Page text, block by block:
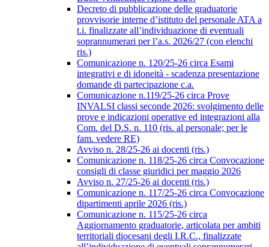
Decreto di pubblicazione delle graduatorie
provvisorie interne d’istituto del personale ATA a
t.i. finalizzate all’individuazione di eventuali
soprannumerari per l’a.s. 2026/27 (con elenchi
ris.)
Comunicazione n. 120/25-26 circa Esami
integrativi e di idoneità - scadenza presentazione
domande di partecipazione c.a.
Comunicazione n.119/25-26 circa Prove
INVALSI classi seconde 2026: svolgimento delle
prove e indicazioni operative ed integrazioni alla
Com. del D.S. n. 110 (ris. al personale; per le
fam. vedere RE)
Avviso n. 28/25-26 ai docenti (ris.)
Comunicazione n. 118/25-26 circa Convocazione
consigli di classe giuridici per maggio 2026
Avviso n. 27/25-26 ai docenti (ris.)
Comunicazione n. 117/25-26 circa Convocazione
dipartimenti aprile 2026 (ris.)
Comunicazione n. 115/25-26 circa
Aggiornamento graduatorie, articolata per ambiti
territoriali diocesani degli I.R.C., finalizzate